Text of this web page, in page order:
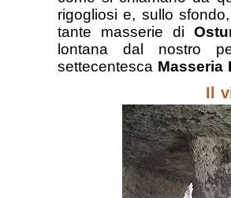
rigogliosi e, sullo
tante masserie di
lontana dal nostro
settecentesca Masseria
Il